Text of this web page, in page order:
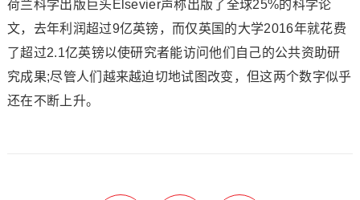
荷兰科学出版巨头Elsevier声称出版了全球25%的科学论
文，去年利润超过9亿英镑，而仅英国的大学2016年就花费
了超过2.1亿英镑以使研究者能访问他们自己的公共资助研
究成果;尽管人们越来越迫切地试图改变，但这两个数字似乎
还在不断上升。